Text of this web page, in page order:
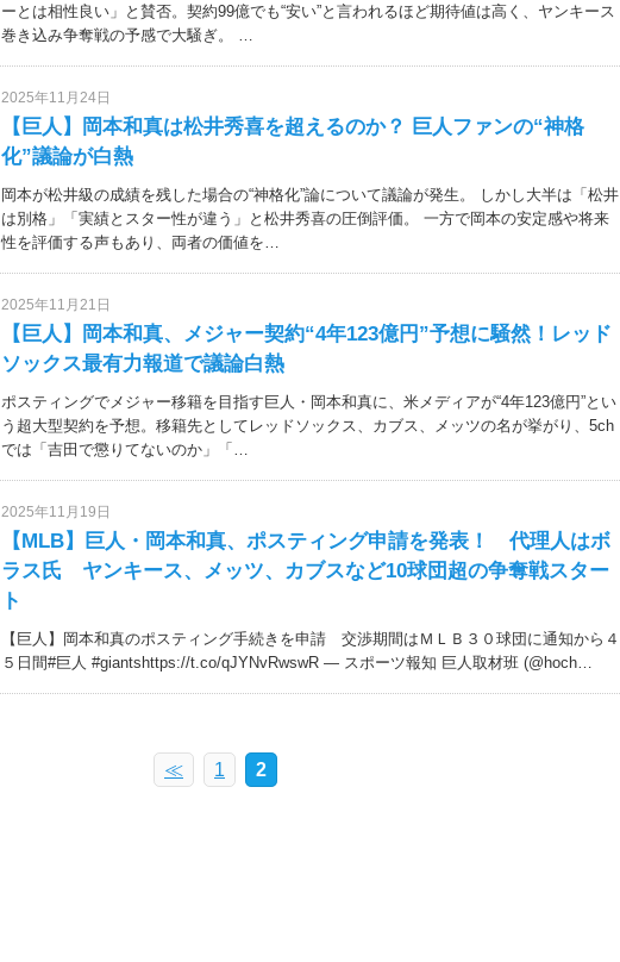
ーとは相性良い」と賛否。契約99億でも“安い”と言われるほど期待値は高く、ヤンキース
巻き込み争奪戦の予感で大騒ぎ。 …
2025年11月24日
【巨人】岡本和真は松井秀喜を超えるのか？ 巨人ファンの“神格
化”議論が白熱
岡本が松井級の成績を残した場合の“神格化”論について議論が発生。 しかし大半は「松井
は別格」「実績とスター性が違う」と松井秀喜の圧倒評価。 一方で岡本の安定感や将来
性を評価する声もあり、両者の価値を…
2025年11月21日
【巨人】岡本和真、メジャー契約“4年123億円”予想に騒然！レッド
ソックス最有力報道で議論白熱
ポスティングでメジャー移籍を目指す巨人・岡本和真に、米メディアが“4年123億円”とい
う超大型契約を予想。移籍先としてレッドソックス、カブス、メッツの名が挙がり、5ch
では「吉田で懲りてないのか」「…
2025年11月19日
【MLB】巨人・岡本和真、ポスティング申請を発表！ 代理人はボ
ラス氏 ヤンキース、メッツ、カブスなど10球団超の争奪戦スター
ト
【巨人】岡本和真のポスティング手続きを申請 交渉期間はＭＬＢ３０球団に通知から４
５日間#巨人 #giantshttps://t.co/qJYNvRwswR — スポーツ報知 巨人取材班 (@hoch…
≪ 1 2